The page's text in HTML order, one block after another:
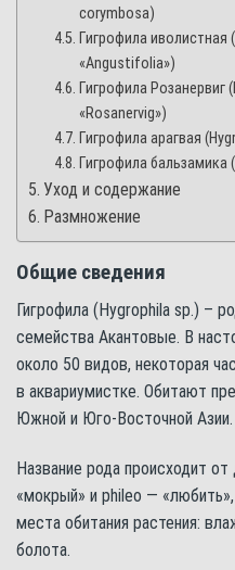
corymbosa)
Гигрофила
«Angustifolia»)
Гигрофила Розанервиг
«Rosanervig»)
Гигрофила арагвая
Гигрофила бальзамика
Уход и содержание
Размножение
Общие сведения
Гигрофила (Hygrophila sp.) –
семейства Акантовые. В
около 50 видов, некоторая
в аквариумистке. Обитают
Южной и Юго-Восточной Азии.
Название рода происходит
«мокрый» и phileo —
места обитания растения:
болота.